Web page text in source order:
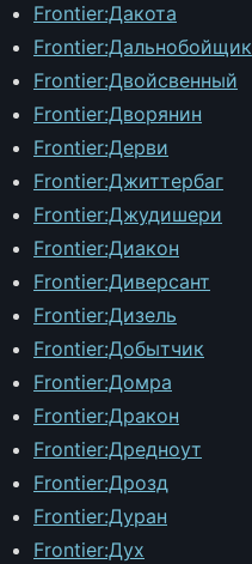
Frontier:Дакота
Frontier:Дальнобойщик
Frontier:Двойсвенный
Frontier:Дворянин
Frontier:Дерви
Frontier:Джиттербаг
Frontier:Джудишери
Frontier:Диакон
Frontier:Диверсант
Frontier:Дизель
Frontier:Добытчик
Frontier:Домра
Frontier:Дракон
Frontier:Дредноут
Frontier:Дрозд
Frontier:Дуран
Frontier:Дух